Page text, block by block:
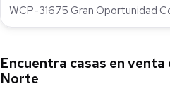
WCP-31675 Gran Oportunidad
Encuentra casas en venta
Norte